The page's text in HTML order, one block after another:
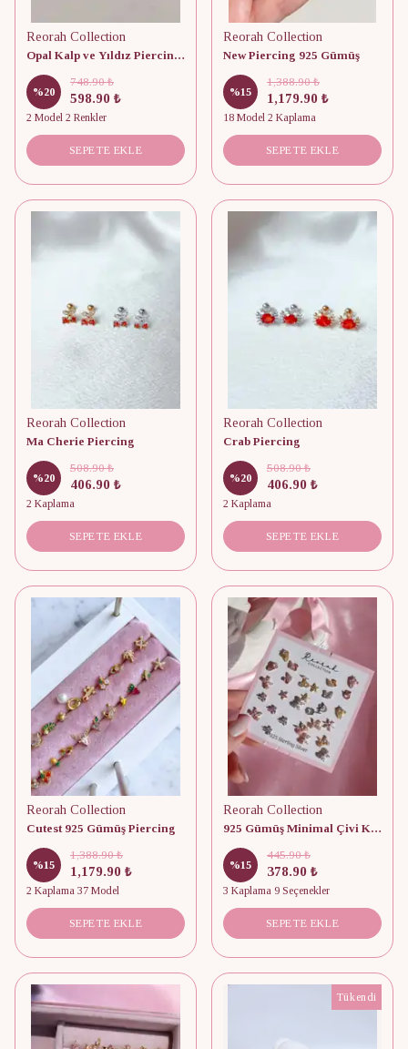
Reorah Collection
Opal Kalp ve Yıldız Piercing (Adet)
%20
748.90 ₺
598.90 ₺
2 Model 2 Renkler
SEPETE EKLE
Reorah Collection
New Piercing 925 Gümüş
%15
1,388.90 ₺
1,179.90 ₺
18 Model 2 Kaplama
SEPETE EKLE
Reorah Collection
Ma Cherie Piercing
%20
508.90 ₺
406.90 ₺
2 Kaplama
SEPETE EKLE
Reorah Collection
Crab Piercing
%20
508.90 ₺
406.90 ₺
2 Kaplama
SEPETE EKLE
Reorah Collection
Cutest 925 Gümüş Piercing
%15
1,388.90 ₺
1,179.90 ₺
2 Kaplama 37 Model
SEPETE EKLE
Reorah Collection
925 Gümüş Minimal Çivi Küpe (Tekli)
%15
445.90 ₺
378.90 ₺
3 Kaplama 9 Seçenekler
SEPETE EKLE
Tükendi